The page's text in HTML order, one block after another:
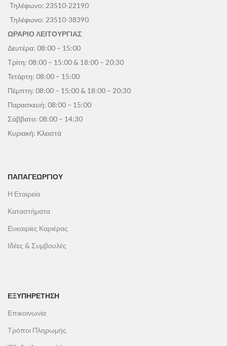
Τηλέφωνο: 23510-22190
Τηλέφωνο: 23510-38390
ΩΡΑΡΙΟ ΛΕΙΤΟΥΡΓΙΑΣ
Δευτέρα: 08:00 – 15:00
Τρίτη: 08:00 – 15:00 & 18:00 – 20:30
Τετάρτη: 08:00 – 15:00
Πέμπτη: 08:00 – 15:00 & 18:00 – 20:30
Παρασκευή: 08:00 – 15:00
Σάββατο: 08:00 – 14:30
Κυριακή: Κλειστά
ΠΑΠΑΓΕΩΡΓΊΟΥ
Η Εταιρεία
Καταστήματα
Ευκαιρίες Καριέρας
Ιδέες & Συμβουλές
ΕΞΥΠΗΡΕΤΗΣΗ
Επικοινωνία
Τρόποι Πληρωμής